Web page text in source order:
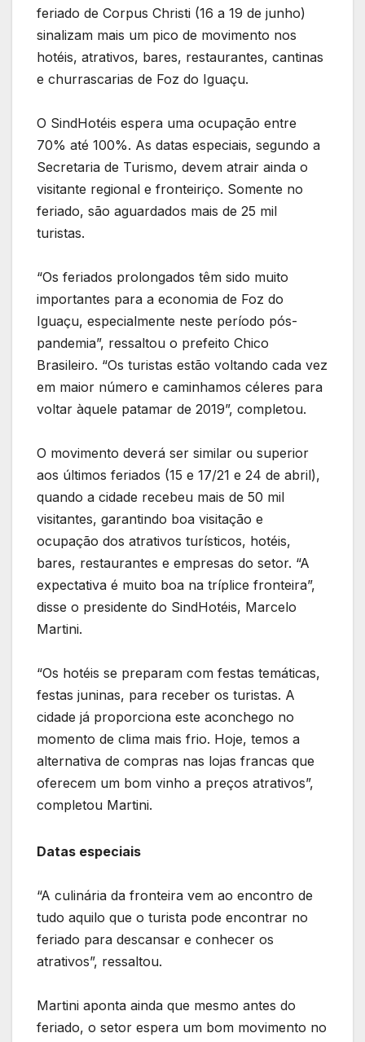
feriado de Corpus Christi (16 a 19 de junho)
sinalizam mais um pico de movimento nos
hotéis, atrativos, bares, restaurantes, cantinas
e churrascarias de Foz do Iguaçu.
O SindHotéis espera uma ocupação entre
70% até 100%. As datas especiais, segundo a
Secretaria de Turismo, devem atrair ainda o
visitante regional e fronteiriço. Somente no
feriado, são aguardados mais de 25 mil
turistas.
“Os feriados prolongados têm sido muito
importantes para a economia de Foz do
Iguaçu, especialmente neste período pós-
pandemia”, ressaltou o prefeito Chico
Brasileiro. “Os turistas estão voltando cada vez
em maior número e caminhamos céleres para
voltar àquele patamar de 2019”, completou.
O movimento deverá ser similar ou superior
aos últimos feriados (15 e 17/21 e 24 de abril),
quando a cidade recebeu mais de 50 mil
visitantes, garantindo boa visitação e
ocupação dos atrativos turísticos, hotéis,
bares, restaurantes e empresas do setor. “A
expectativa é muito boa na tríplice fronteira”,
disse o presidente do SindHotéis, Marcelo
Martini.
“Os hotéis se preparam com festas temáticas,
festas juninas, para receber os turistas. A
cidade já proporciona este aconchego no
momento de clima mais frio. Hoje, temos a
alternativa de compras nas lojas francas que
oferecem um bom vinho a preços atrativos”,
completou Martini.
Datas especiais
“A culinária da fronteira vem ao encontro de
tudo aquilo que o turista pode encontrar no
feriado para descansar e conhecer os
atrativos”, ressaltou.
Martini aponta ainda que mesmo antes do
feriado, o setor espera um bom movimento no